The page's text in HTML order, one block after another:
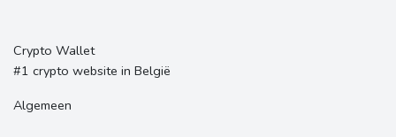
Crypto Wallet
#1 crypto website in België
Algemeen